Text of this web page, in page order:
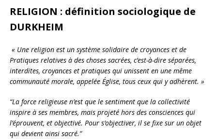
RELIGION : définition sociologique de
DURKHEIM
« Une religion est un système solidaire de croyances et de
Pratiques relatives à des choses sacrées, c’est-à-dire séparées,
interdites, croyances et pratiques qui unissent en une même
communauté morale, appelée Église, tous ceux qui y adhèrent. »
“La force religieuse n’est que le sentiment que la collectivité
inspire à ses membres, mais projeté hors des consciences qui
l’éprouvent, et objectivé. Pour s’objectiver, il se fixe sur un objet
qui devient ainsi sacré.”